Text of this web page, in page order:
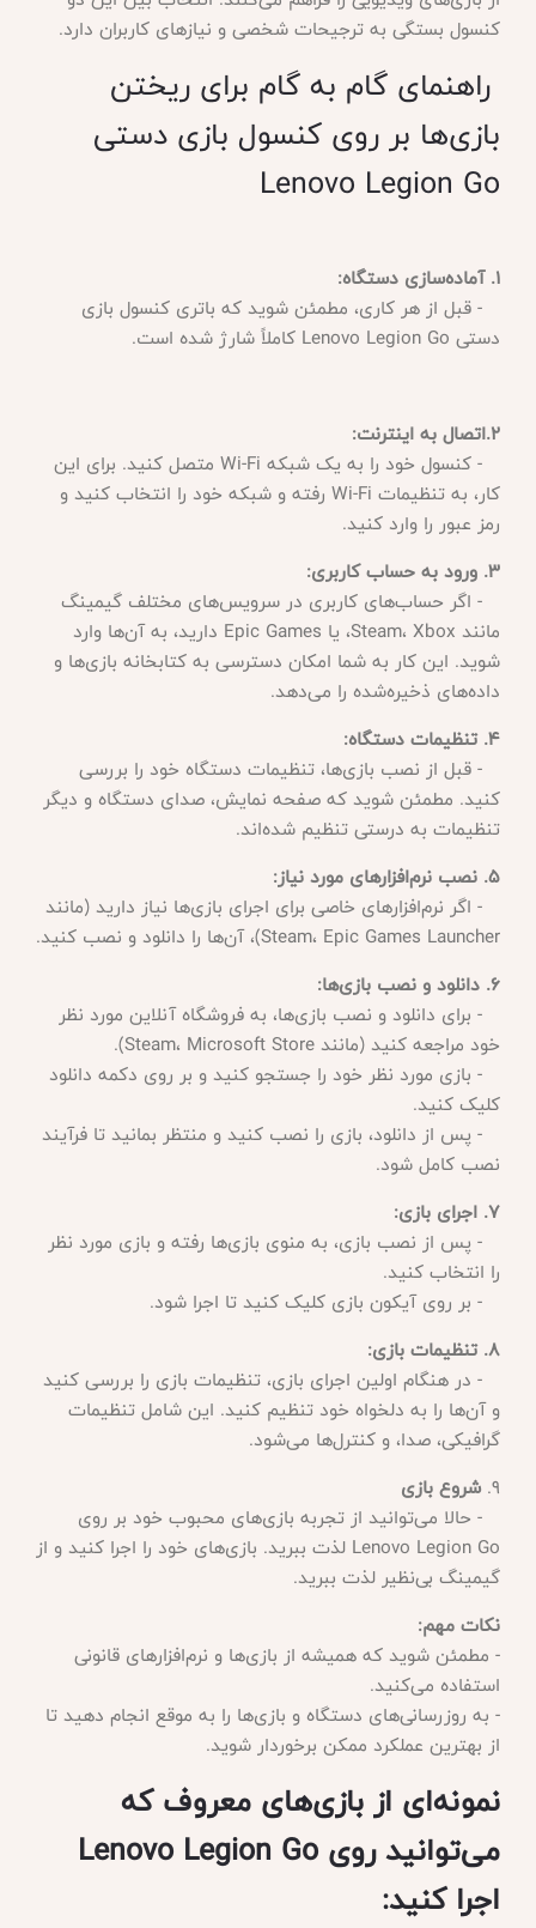
کنسول بستگی به ترجیحات شخصی و نیازهای کاربران دارد.
راهنمای گام به گام برای ریختن
بازی‌ها بر روی کنسول بازی دستی
Lenovo Legion Go
1. آماده‌سازی دستگاه:
- قبل از هر کاری، مطمئن شوید که باتری کنسول بازی
دستی Lenovo Legion Go کاملاً شارژ شده است.
2.اتصال به اینترنت:
- کنسول خود را به یک شبکه Wi-Fi متصل کنید. برای این
کار، به تنظیمات Wi-Fi رفته و شبکه خود را انتخاب کنید و
رمز عبور را وارد کنید.
3. ورود به حساب کاربری:
- اگر حساب‌های کاربری در سرویس‌های مختلف گیمینگ
مانند Steam، Xbox، یا Epic Games دارید، به آن‌ها وارد
شوید. این کار به شما امکان دسترسی به کتابخانه بازی‌ها و
داده‌های ذخیره‌شده را می‌دهد.
4. تنظیمات دستگاه:
- قبل از نصب بازی‌ها، تنظیمات دستگاه خود را بررسی
کنید. مطمئن شوید که صفحه نمایش، صدای دستگاه و دیگر
تنظیمات به درستی تنظیم شده‌اند.
5. نصب نرم‌افزارهای مورد نیاز:
- اگر نرم‌افزارهای خاصی برای اجرای بازی‌ها نیاز دارید (مانند
Steam، Epic Games Launcher)، آن‌ها را دانلود و نصب کنید.
6. دانلود و نصب بازی‌ها:
- برای دانلود و نصب بازی‌ها، به فروشگاه آنلاین مورد نظر
خود مراجعه کنید (مانند Steam، Microsoft Store).
- بازی مورد نظر خود را جستجو کنید و بر روی دکمه دانلود
کلیک کنید.
- پس از دانلود، بازی را نصب کنید و منتظر بمانید تا فرآیند
نصب کامل شود.
7. اجرای بازی:
- پس از نصب بازی، به منوی بازی‌ها رفته و بازی مورد نظر
را انتخاب کنید.
- بر روی آیکون بازی کلیک کنید تا اجرا شود.
8. تنظیمات بازی:
- در هنگام اولین اجرای بازی، تنظیمات بازی را بررسی کنید
و آن‌ها را به دلخواه خود تنظیم کنید. این شامل تنظیمات
گرافیکی، صدا، و کنترل‌ها می‌شود.
9. شروع بازی
- حالا می‌توانید از تجربه بازی‌های محبوب خود بر روی
Lenovo Legion Go لذت ببرید. بازی‌های خود را اجرا کنید و از
گیمینگ بی‌نظیر لذت ببرید.
نکات مهم:
- مطمئن شوید که همیشه از بازی‌ها و نرم‌افزارهای قانونی
استفاده می‌کنید.
- به روزرسانی‌های دستگاه و بازی‌ها را به موقع انجام دهید تا
از بهترین عملکرد ممکن برخوردار شوید.
نمونه‌ای از بازی‌های معروف که
می‌توانید روی Lenovo Legion Go
اجرا کنید: